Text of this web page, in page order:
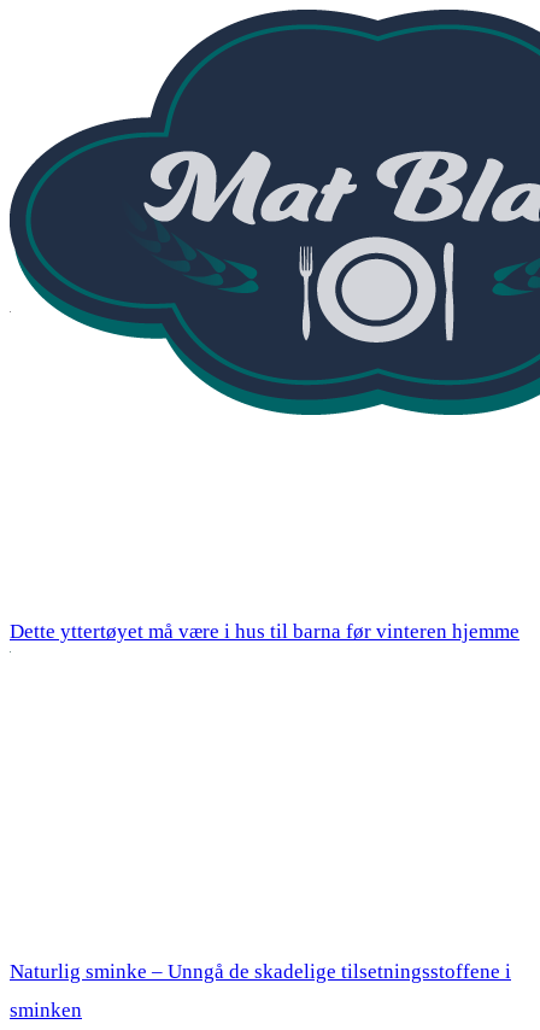
Dette yttertøyet må være i hus til barna før vinteren hjemme
Naturlig sminke – Unngå de skadelige tilsetningsstoffene i
sminken